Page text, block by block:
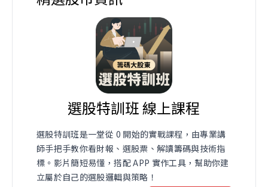
選股特訓班 線上課程
選股特訓班是一堂從 0 開始的實戰課程，由專業講
師手把手教你看財報、選股票、解讀籌碼與技術指
標。影片簡短易懂，搭配 APP 實作工具，幫助你建
立屬於自己的選股邏輯與策略！